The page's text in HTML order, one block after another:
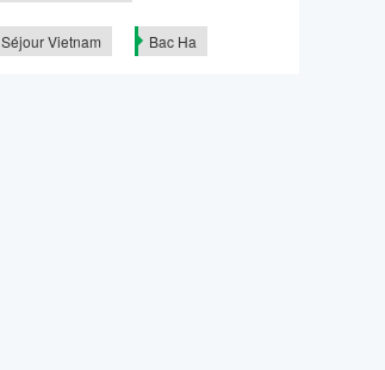
Séjour Vietnam Bac Ha